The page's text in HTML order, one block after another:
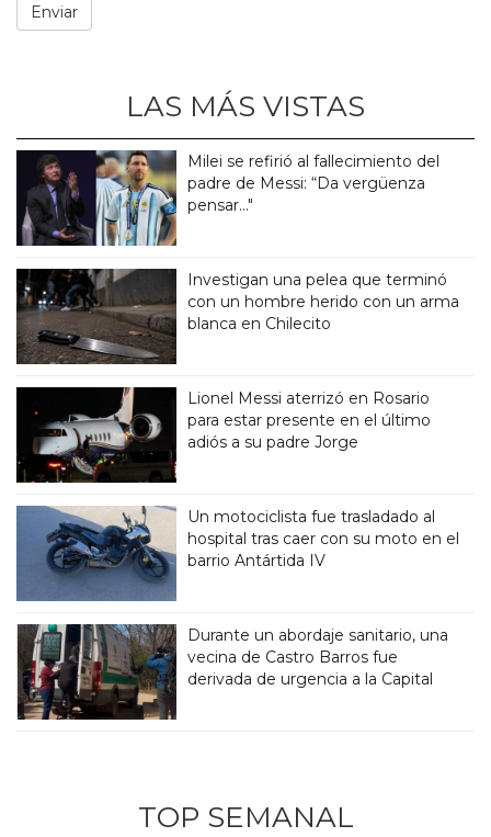
LAS MÁS VISTAS
Milei se refirió al fallecimiento del
padre de Messi: “Da vergüenza
pensar..."
Investigan una pelea que terminó
con un hombre herido con un arma
blanca en Chilecito
Lionel Messi aterrizó en Rosario
para estar presente en el último
adiós a su padre Jorge
Un motociclista fue trasladado al
hospital tras caer con su moto en el
barrio Antártida IV
Durante un abordaje sanitario, una
vecina de Castro Barros fue
derivada de urgencia a la Capital
TOP SEMANAL